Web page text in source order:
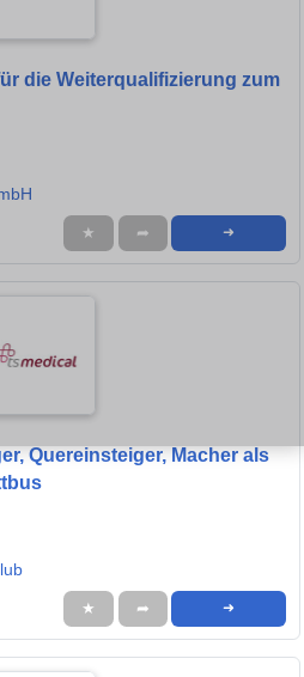
die Weiterqualifizierung zum
★ ➦ ➜
Quereinsteiger, Macher als
★ ➦ ➜